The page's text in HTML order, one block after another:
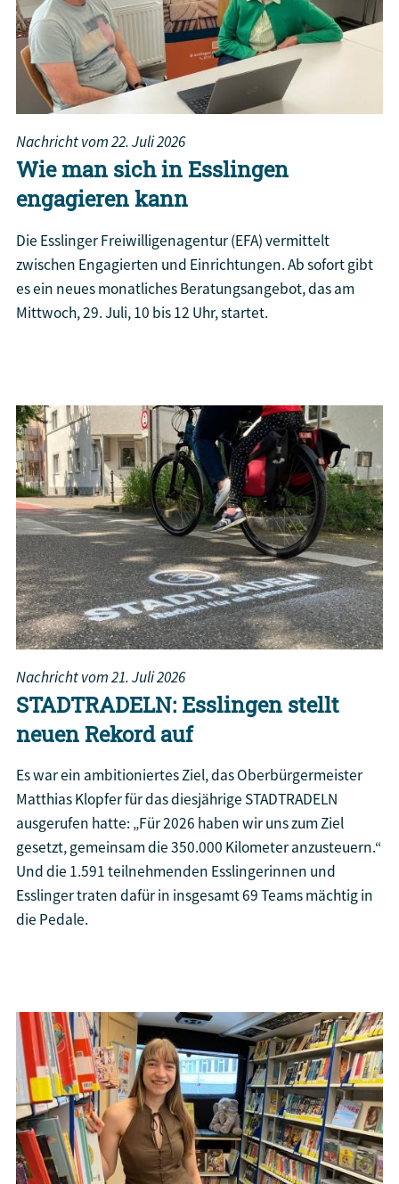
Nachricht vom22. Juli 2026
Wie man sich in Esslingen
engagieren kann
Die Esslinger Freiwilligenagentur (EFA) vermittelt
zwischen Engagierten und Einrichtungen. Ab sofort gibt
es ein neues monatliches Beratungsangebot, das am
Mittwoch, 29. Juli, 10 bis 12 Uhr, startet.
Nachricht vom21. Juli 2026
STADTRADELN: Esslingen stellt
neuen Rekord auf
Es war ein ambitioniertes Ziel, das Oberbürgermeister
Matthias Klopfer für das diesjährige STADTRADELN
ausgerufen hatte: „Für 2026 haben wir uns zum Ziel
gesetzt, gemeinsam die 350.000 Kilometer anzusteuern.“
Und die 1.591 teilnehmenden Esslingerinnen und
Esslinger traten dafür in insgesamt 69 Teams mächtig in
die Pedale.